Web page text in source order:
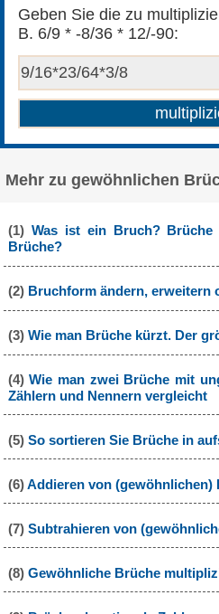
Geben Sie die zu
B. 6/9 * -8/36 * 12/-90:
Mehr zu gewöhnlichen
(1) Was ist ein Bruch? Brüche
Brüche?
(2) Bruchform ändern, erweitern
(3) Wie man Brüche kürzt. Der
(4)Wie man zwei Brüche mit
Zählern und Nennern vergleicht
(5) So sortieren Sie Brüche in
(6)Addieren von (gewöhnlichen)
(7) Subtrahieren von
(8) Gewöhnliche Brüche